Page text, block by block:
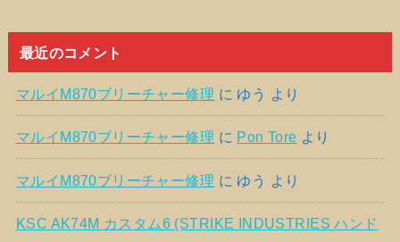
最近のコメント
マルイM870ブリーチャー修理 に ゆう より
マルイM870ブリーチャー修理 に Pon Tore より
マルイM870ブリーチャー修理 に ゆう より
KSC AK74M カスタム6 (STRIKE INDUSTRIES ハンド